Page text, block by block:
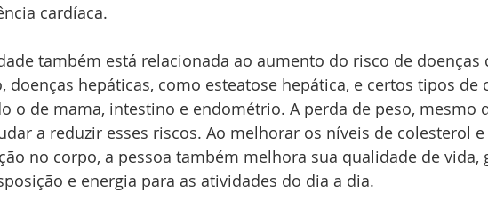
cardíaca.
também está relacionada ao aumento do risco de doenças
doenças hepáticas, como esteatose hepática, e certos tipos de
o de mama, intestino e endométrio. A perda de peso, mesmo
a reduzir esses riscos. Ao melhorar os níveis de colesterol
no corpo, a pessoa também melhora sua qualidade de vida,
e energia para as atividades do dia a dia.